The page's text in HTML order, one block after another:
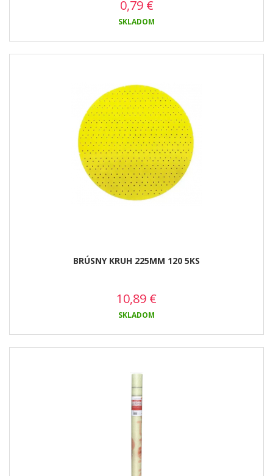
0,79 €
SKLADOM
BRÚSNY KRUH 225MM 120 5KS
10,89 €
SKLADOM